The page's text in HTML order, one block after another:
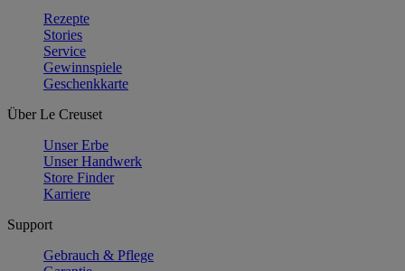
Rezepte
Stories
Service
Gewinnspiele
Geschenkkarte
Über Le Creuset
Unser Erbe
Unser Handwerk
Store Finder
Karriere
Support
Gebrauch & Pflege